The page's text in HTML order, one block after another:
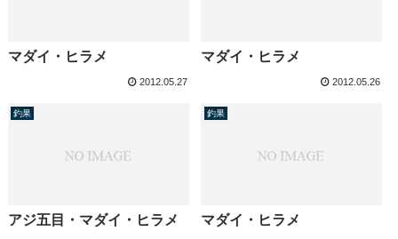
マダイ・ヒラメ
2012.05.27
マダイ・ヒラメ
2012.05.26
釣果
アジ五目・マダイ・ヒラメ
釣果
マダイ・ヒラメ